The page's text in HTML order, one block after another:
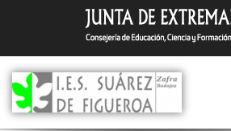
Saltar
contenido